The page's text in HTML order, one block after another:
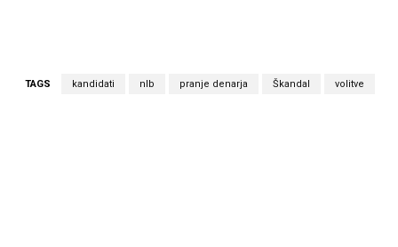
TAGS kandidati nlb pranje denarja Škandal volitve